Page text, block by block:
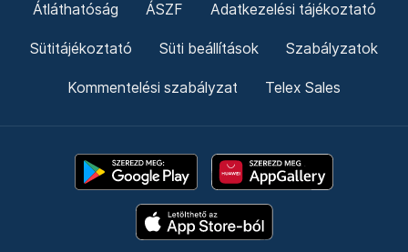
Átláthatóság ÁSZF Adatkezelési tájékoztató
Sütitájékoztató Süti beállítások Szabályzatok
Kommentelési szabályzat Telex Sales